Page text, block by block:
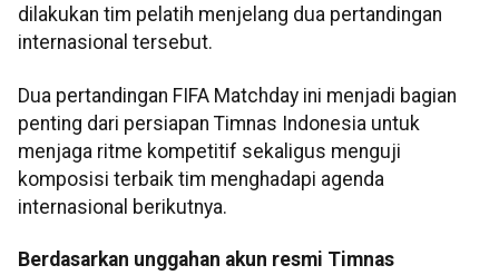
dilakukan tim pelatih menjelang dua pertandingan
internasional tersebut.
Dua pertandingan FIFA Matchday ini menjadi bagian
penting dari persiapan Timnas Indonesia untuk
menjaga ritme kompetitif sekaligus menguji
komposisi terbaik tim menghadapi agenda
internasional berikutnya.
Berdasarkan unggahan akun resmi Timnas